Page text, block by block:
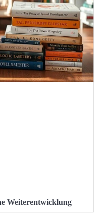
Weiterentwicklung